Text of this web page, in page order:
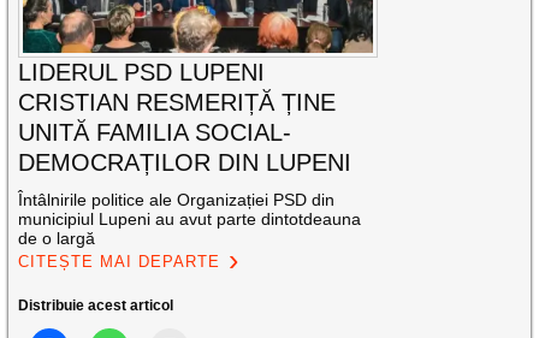
LIDERUL PSD LUPENI
CRISTIAN RESMERIȚĂ ȚINE
UNITĂ FAMILIA SOCIAL-
DEMOCRAȚILOR DIN LUPENI
Întâlnirile politice ale Organizației PSD din
municipiul Lupeni au avut parte dintotdeauna
de o largă
CITEȘTE MAI DEPARTE
Distribuie acest articol